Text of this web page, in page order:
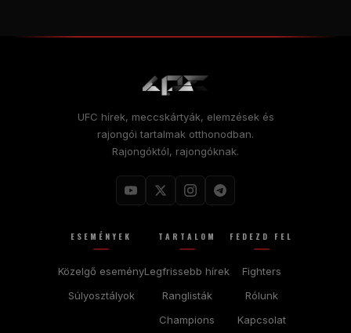
UFC hírek, meccskártyák, elemzések és
rajongói tartalmak otthonodban.
Rajongóktól, rajongóknak.
ESEMÉNYEK
Közelgő esemény
Súlyosztályok
TARTALOM
Legfrissebb hírek
Ranglisták
Champions
FEDEZD FEL
Fighters
Rólunk
Kapcsolat